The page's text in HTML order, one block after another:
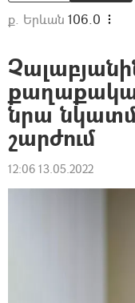
ք. Երևան 106.0
նրա
շարժում
12:06 13.05.2022